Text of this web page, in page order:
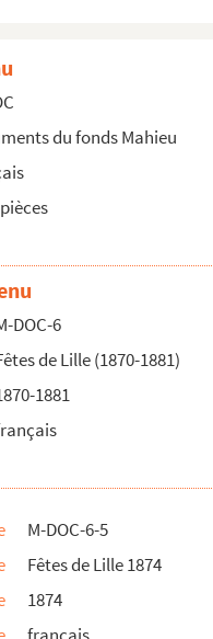
spécial du grand
magasins de
générale
et du grand concours
juin 1874
lilloises à Lille le 14 juin
grandes régates
du fonds Mahieu
DOC-6
de Lille (1870-1881)
1881
M-DOC-6-5
Fêtes de Lille 1874
1874